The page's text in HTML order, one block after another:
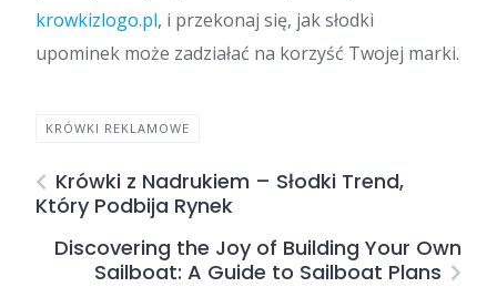
krowkizlogo.pl, i przekonaj się, jak słodki
upominek może zadziałać na korzyść Twojej marki.
KRÓWKI REKLAMOWE
Krówki z Nadrukiem – Słodki Trend,
Który Podbija Rynek
Discovering the Joy of Building Your Own
Sailboat: A Guide to Sailboat Plans